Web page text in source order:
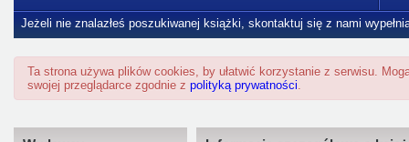
Jeżeli nie znalazłeś poszukiwanej książki, skontaktuj się z nami
Ta strona używa plików cookies, by ułatwić korzystanie z serwisu.
swojej przeglądarce zgodnie z polityką prywatności.